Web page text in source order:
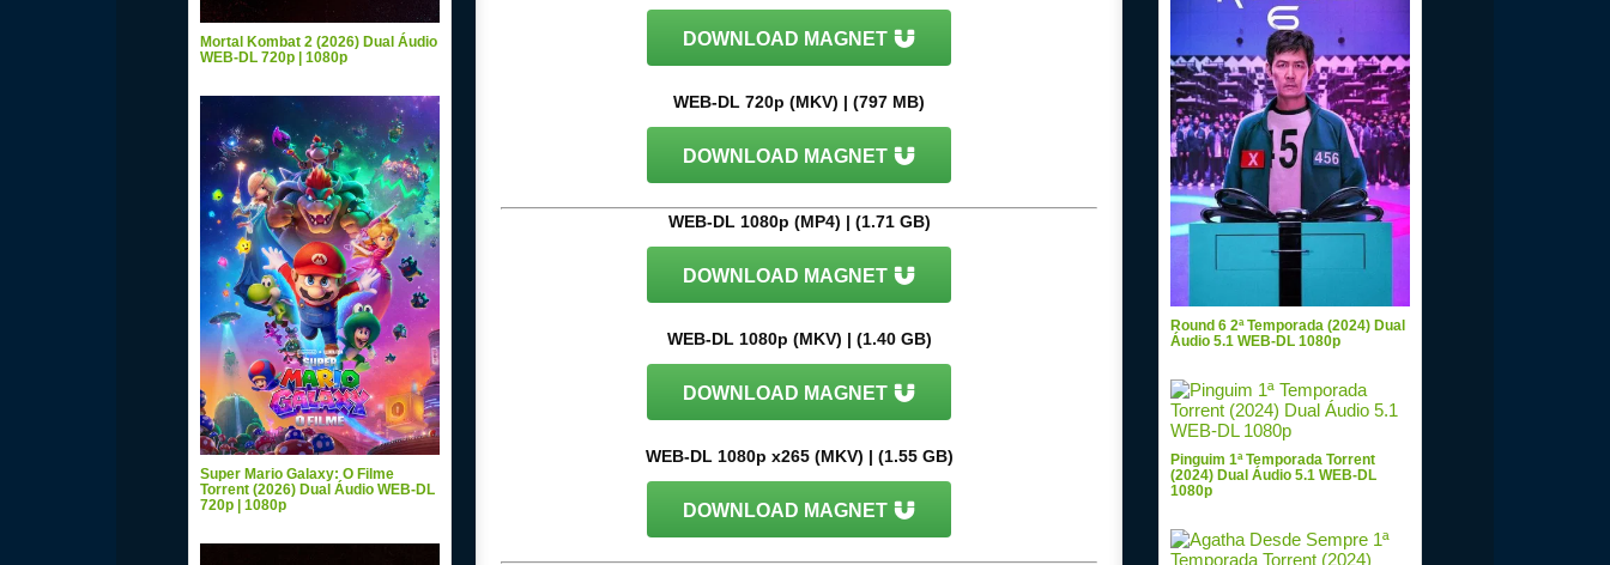
DOWNLOAD MAGNET
WEB-DL 720p (MKV) | (797 MB)
DOWNLOAD MAGNET
WEB-DL 1080p (MP4) | (1.71 GB)
DOWNLOAD MAGNET
WEB-DL 1080p (MKV) | (1.40 GB)
DOWNLOAD MAGNET
WEB-DL 1080p x265 (MKV) | (1.55 GB)
DOWNLOAD MAGNET
Mortal Kombat 2 (2026) Dual Áudio
WEB-DL 720p | 1080p
Super Mario Galaxy: O Filme
Torrent (2026) Dual Áudio WEB-DL
720p | 1080p
Round 6 2ª Temporada (2024) Dual
Áudio 5.1 WEB-DL 1080p
Pinguim 1ª Temporada Torrent
(2024) Dual Áudio 5.1 WEB-DL
1080p